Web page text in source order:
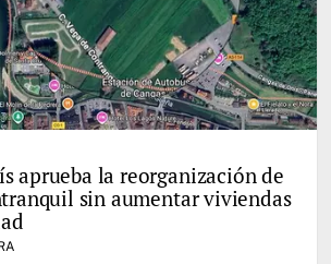
aprueba la reorganización de
sin aumentar viviendas